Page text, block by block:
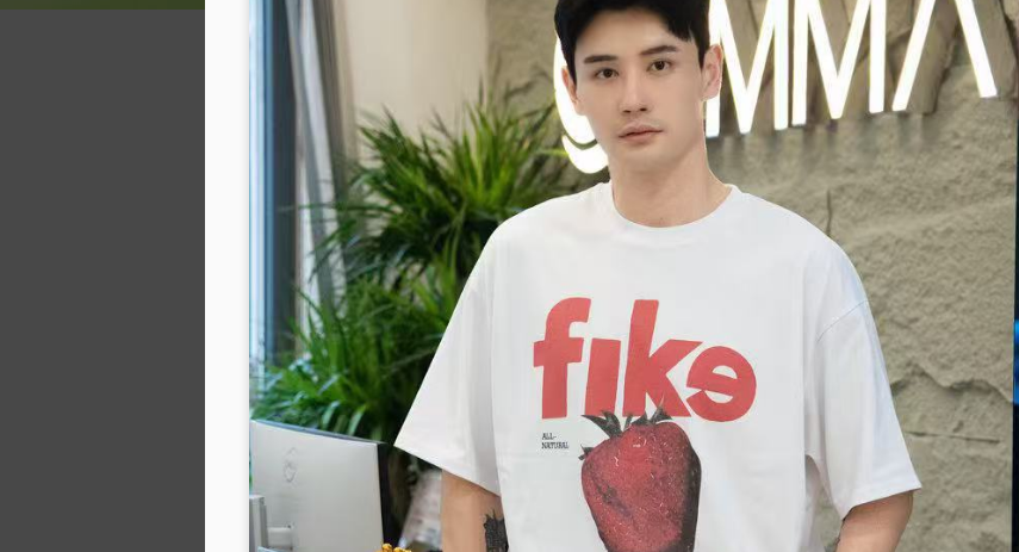
tại Cô Nguyễn Thị Thanh Huệ – Hiệu trưởng trường PTTH đặc biệt Nguyễn Đình Chiều dự ra mắt sách “Ngẫm –
Cười” của Trần Minh Cư
Buổi ra mắt tập sách Ngẫm – Cười của tác giả Trần Minh Cường vừa diễn ra trong không khí gần gũi, ấm áp với
sự tham dự của đông đảo văn nghệ sĩ, nhà giáo, bạn đọc và những người yêu văn học.
Truyện trào phúng “ngẫm cười” – tiếng cười suy tư của tác giả Trần Minh Cường
Trong đời sống văn học đương đại, khi nhịp sống ngày càng gấp gáp và con người dễ mỏi mệt trước
những áp lực vô hình, truyện trào phúng vẫn giữ một vị trí đặc biệt: khiến người ta bật cười, rồi chợt lặng
đi để suy ngẫm. Quyển truyện trào phúng “ngẫm cười” của tác giả Trần Minh Cường ra đời trong tinh thần ấy –
không ồn ào, không phô trương, nhưng đủ sâu để chạm vào những góc khuất rất quen của đời sống.
MAY
4
Siêu mẫu Ao Zang diện suit lịch lãm tại Thái Lan:
Không cần “diễn sâu” vẫn đủ khiến dân tình dừng lướt
Nếu có một công thức để gây chú ý trong thời đại ai cũng muốn nổi bật,
thì siêu mẫu Ao Zang vừa chứng minh: đôi khi, chỉ cần đứng yên cũng
đủ "chiếm sóng".
Set đồ đỏ với phom blazer chuẩn chỉnh, điểm xuyết brooch ánh kim nhỏ
xíu nhưng đủ tinh, kết hợp cùng áo đen bên trong - combo nghe quen
nhưng lên người Ao Zang lại có vibe rất khác. Không phải kiểu "cố gắng
cool", mà là cool một cách… không cần cố.